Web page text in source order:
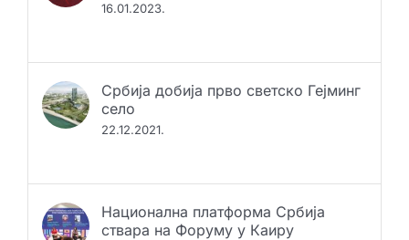
16.01.2023.
Србија добија прво светско Гејминг
село
22.12.2021.
Национална платформа Србија
ствара на Форуму у Каиру